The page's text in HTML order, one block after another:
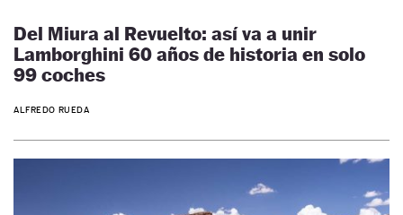
Del Miura al Revuelto: así va a unir
Lamborghini 60 años de historia en solo
99 coches
ALFREDO RUEDA